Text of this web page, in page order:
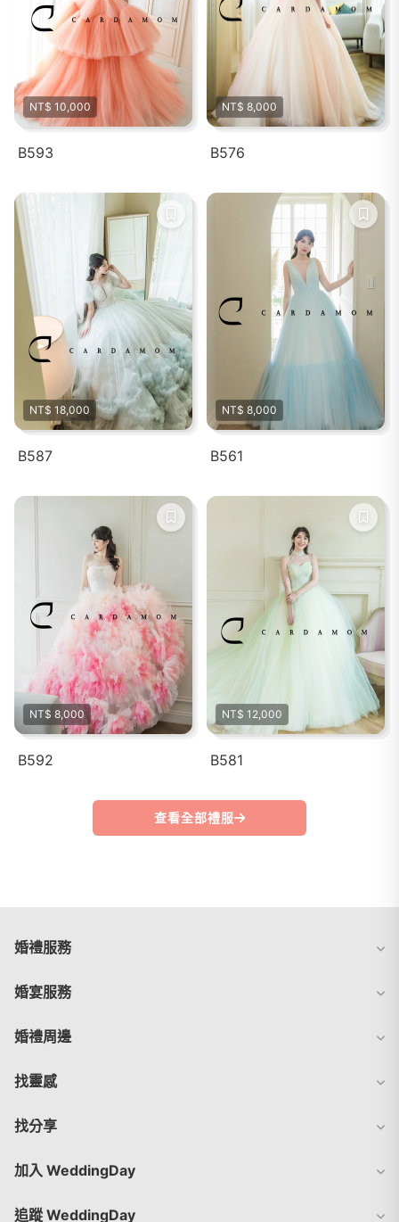
NT$ 10,000
B593
NT$ 8,000
B576
NT$ 18,000
B587
NT$ 8,000
B561
NT$ 8,000
B592
NT$ 12,000
B581
查看全部禮服
婚禮服務
婚宴服務
婚禮周邊
找靈感
找分享
加入 WeddingDay
追蹤 WeddingDay